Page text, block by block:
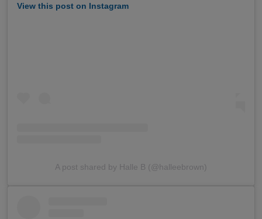
View this post on Instagram
A post shared by Halle B (@halleebrown)